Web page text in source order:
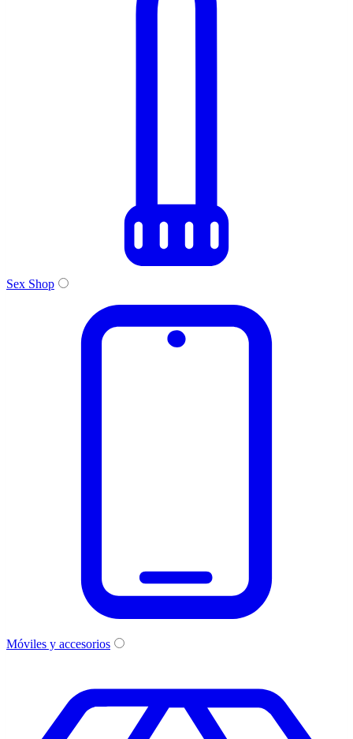
Sex Shop
Móviles y accesorios